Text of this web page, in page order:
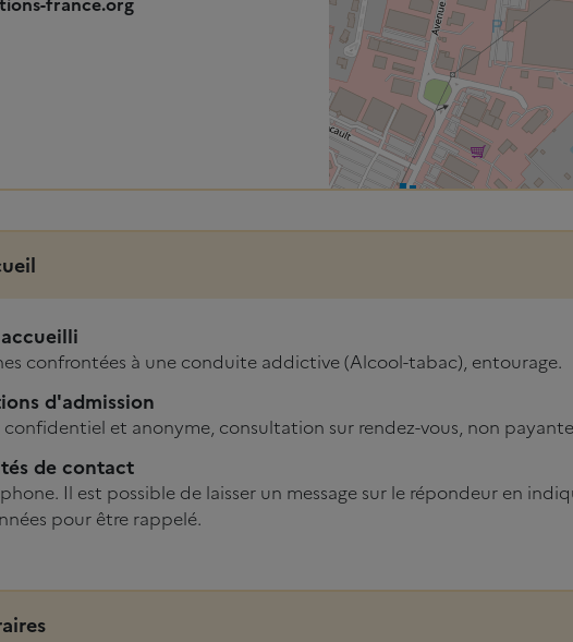
confrontées à une conduite addictive (Alcool-tabac), entourage.
d'admission
et anonyme, consultation sur rendez-vous, non
de contact
Il est possible de laisser un message sur le répondeur en
pour être rappelé.